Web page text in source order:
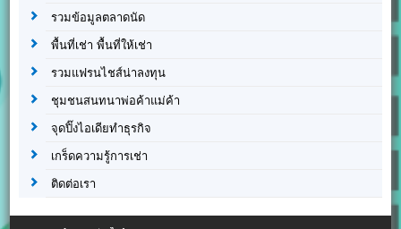
รวมข้อมูลตลาดนัด
พื้นที่เช่า พื้นที่ให้เช่า
รวมแฟรนไชส์น่าลงทุน
ชุมชนสนทนาพ่อค้าแม่ค้า
จุดปิ๊งไอเดียทำธุรกิจ
เกร็ดความรู้การเช่า
ติดต่อเรา